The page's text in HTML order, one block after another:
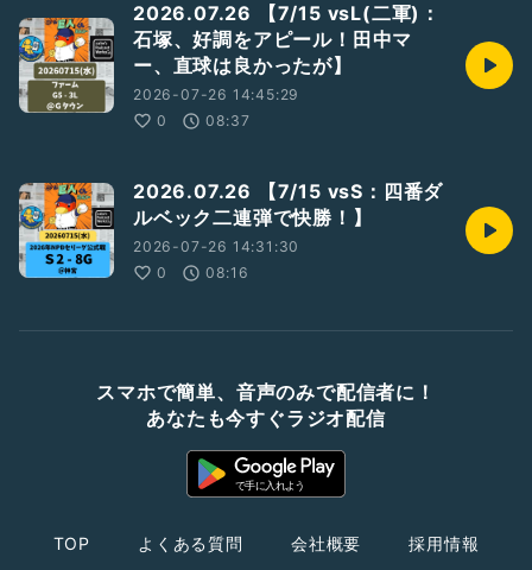
2026.07.26 【7/15 vsL(二軍)：
石塚、好調をアピール！田中マ
ー、直球は良かったが】
2026-07-26 14:45:29
0
08:37
2026.07.26 【7/15 vsS：四番ダ
ルベック二連弾で快勝！】
2026-07-26 14:31:30
0
08:16
スマホで簡単、音声のみで配信者に！
あなたも今すぐラジオ配信
TOP よくある質問 会社概要
採用情報